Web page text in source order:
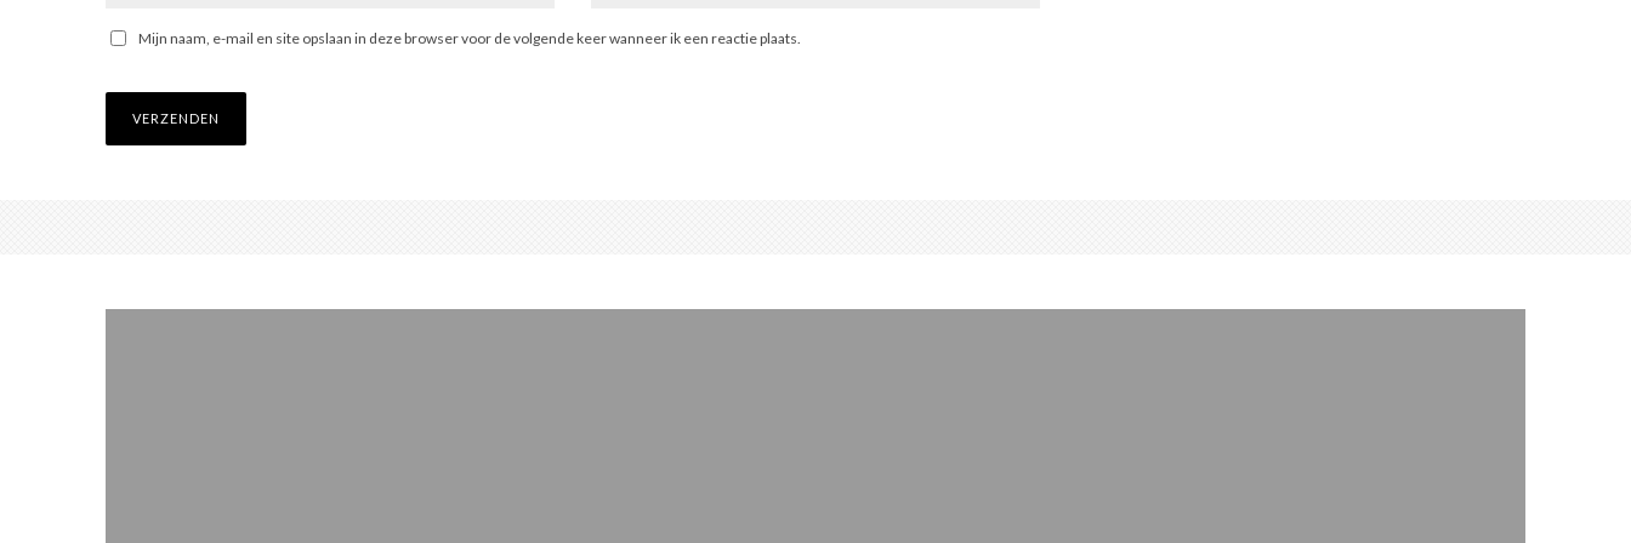
Mijn naam, e-mail en site opslaan in deze browser voor de volgende keer wanneer ik een reactie plaats.